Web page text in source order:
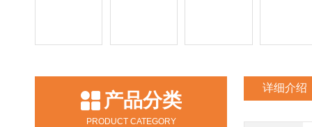
产品分类
PRODUCT CATEGORY
详细介绍